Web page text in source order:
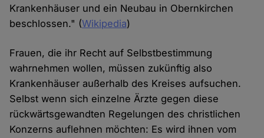
Krankenhäuser und ein Neubau in Obernkirchen
beschlossen." (Wikipedia)
Frauen, die ihr Recht auf Selbstbestimmung
wahrnehmen wollen, müssen zukünftig also
Krankenhäuser außerhalb des Kreises aufsuchen.
Selbst wenn sich einzelne Ärzte gegen diese
rückwärtsgewandten Regelungen des christlichen
Konzerns auflehnen möchten: Es wird ihnen vom